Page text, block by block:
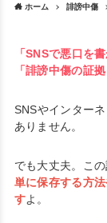
ホーム 誹謗中傷
「SNSで悪口を
「誹謗中傷の証
SNSやインター
ありません。
でも大丈夫。こ
単に保存する方
すよ。